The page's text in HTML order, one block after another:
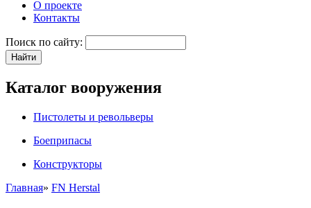
О проекте
Контакты
Поиск по сайту:
Каталог вооружения
Пистолеты и револьверы
Боеприпасы
Конструкторы
Главная» FN Herstal